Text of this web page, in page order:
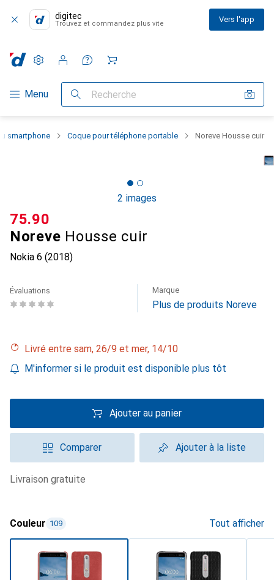
digitec
Trouvez et commandez plus vite Vers l'app
Navigation par catégorie
Menu Recherche
Paramètres
Compte client
Listes de comparaison
Listes d'envies
Panier
smartphone Coque pour téléphone portable Noreve Housse cuir
2 images
Noreve Housse cuir
Nokia 6 (2018)
CHF
75.90
Évaluations Marque
Plus de produits Noreve
Livré entre sam, 26/9 et mer, 14/10
M'informer si le produit est disponible plus tôt
Ajouter au panier
Comparer Ajouter à la liste
livraison gratuite
Couleur 109 Tout afficher